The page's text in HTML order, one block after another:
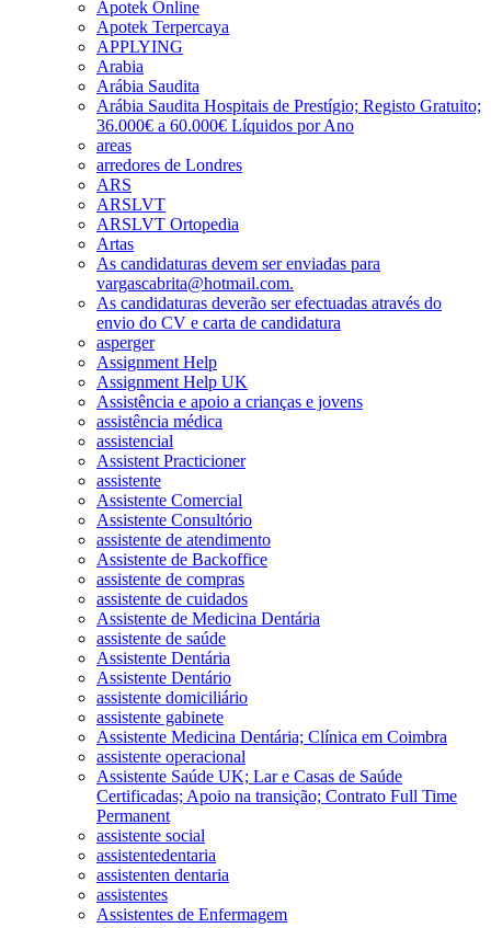
Apotek Online
Apotek Terpercaya
APPLYING
Arabia
Arábia Saudita
Arábia Saudita Hospitais de Prestígio; Registo Gratuito;
36.000€ a 60.000€ Líquidos por Ano
areas
arredores de Londres
ARS
ARSLVT
ARSLVT Ortopedia
Artas
As candidaturas devem ser enviadas para
vargascabrita@hotmail.com.
As candidaturas deverão ser efectuadas através do
envio do CV e carta de candidatura
asperger
Assignment Help
Assignment Help UK
Assistência e apoio a crianças e jovens
assistência médica
assistencial
Assistent Practicioner
assistente
Assistente Comercial
Assistente Consultório
assistente de atendimento
Assistente de Backoffice
assistente de compras
assistente de cuidados
Assistente de Medicina Dentária
assistente de saúde
Assistente Dentária
Assistente Dentário
assistente domiciliário
assistente gabinete
Assistente Medicina Dentária; Clínica em Coimbra
assistente operacional
Assistente Saúde UK; Lar e Casas de Saúde
Certificadas; Apoio na transição; Contrato Full Time
Permanent
assistente social
assistentedentaria
assistenten dentaria
assistentes
Assistentes de Enfermagem